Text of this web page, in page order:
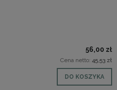
56,00 zł
Cena netto: 45,53 zł
DO KOSZYKA